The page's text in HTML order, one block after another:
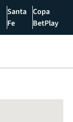
Santa
Fe
Copa
BetPlay